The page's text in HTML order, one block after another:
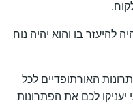
להיעזר בו והוא יהיה נוח
האורתופדיים לכל
יעניקו לכם את הפתרונות